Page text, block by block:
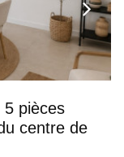
5 pièces
centre de